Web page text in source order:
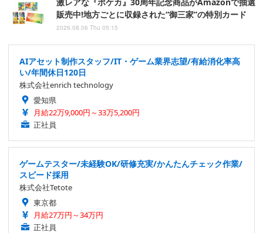
販売中!地方ごとに収録された“御三家”の特別カード
2026.08.06 Thu 05:15
AIアセット制作スタッフ/IT・ゲーム業界志望/有給消化率高
い/年間休日120日
株式会社enrich technology
愛知県
月給22万9,000円～33万5,200円
正社員
ゲームテスター/未経験OK/研修充実/かんたんチェック作業/
スピード採用
株式会社Tetote
東京都
月給27万円～34万円
正社員